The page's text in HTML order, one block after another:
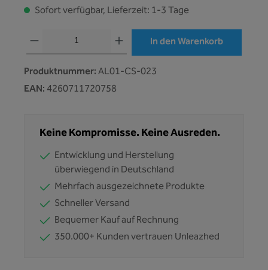
Sofort verfügbar, Lieferzeit: 1-3 Tage
In den Warenkorb
Produktnummer:AL01-CS-023
EAN: 4260711720758
Keine Kompromisse. Keine Ausreden.
Entwicklung und Herstellung
überwiegend in Deutschland
Mehrfach ausgezeichnete Produkte
Schneller Versand
Bequemer Kauf auf Rechnung
350.000+ Kunden vertrauen Unleazhed